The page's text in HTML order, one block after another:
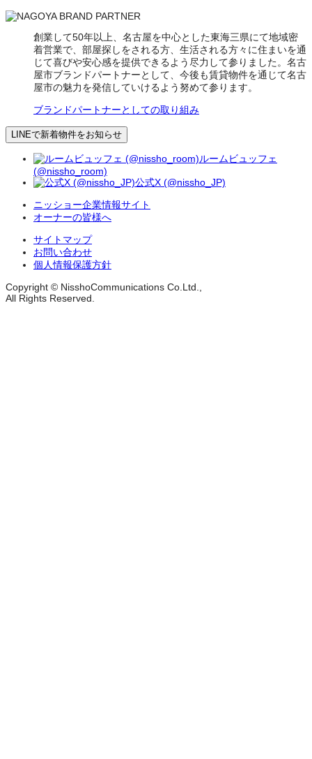
創業して50年以上、名古屋を中心とした東海三県にて地域密
着営業で、部屋探しをされる方、生活される方々に住まいを通
じて喜びや安心感を提供できるよう尽力して参りました。名古
屋市ブランドパートナーとして、今後も賃貸物件を通じて名古
屋市の魅力を発信していけるよう努めて参ります。
ブランドパートナーとしての取り組み
LINEで新着物件をお知らせ
ルームビュッフェ
(@nissho_room)
公式X (@nissho_JP)
ニッショー企業情報サイト
オーナーの皆様へ
サイトマップ
お問い合わせ
個人情報保護方針
Copyright © NisshoCommunications Co.Ltd.,
All Rights Reserved.